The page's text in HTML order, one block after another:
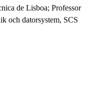
de Lisboa; Professor
och datorsystem, SCS